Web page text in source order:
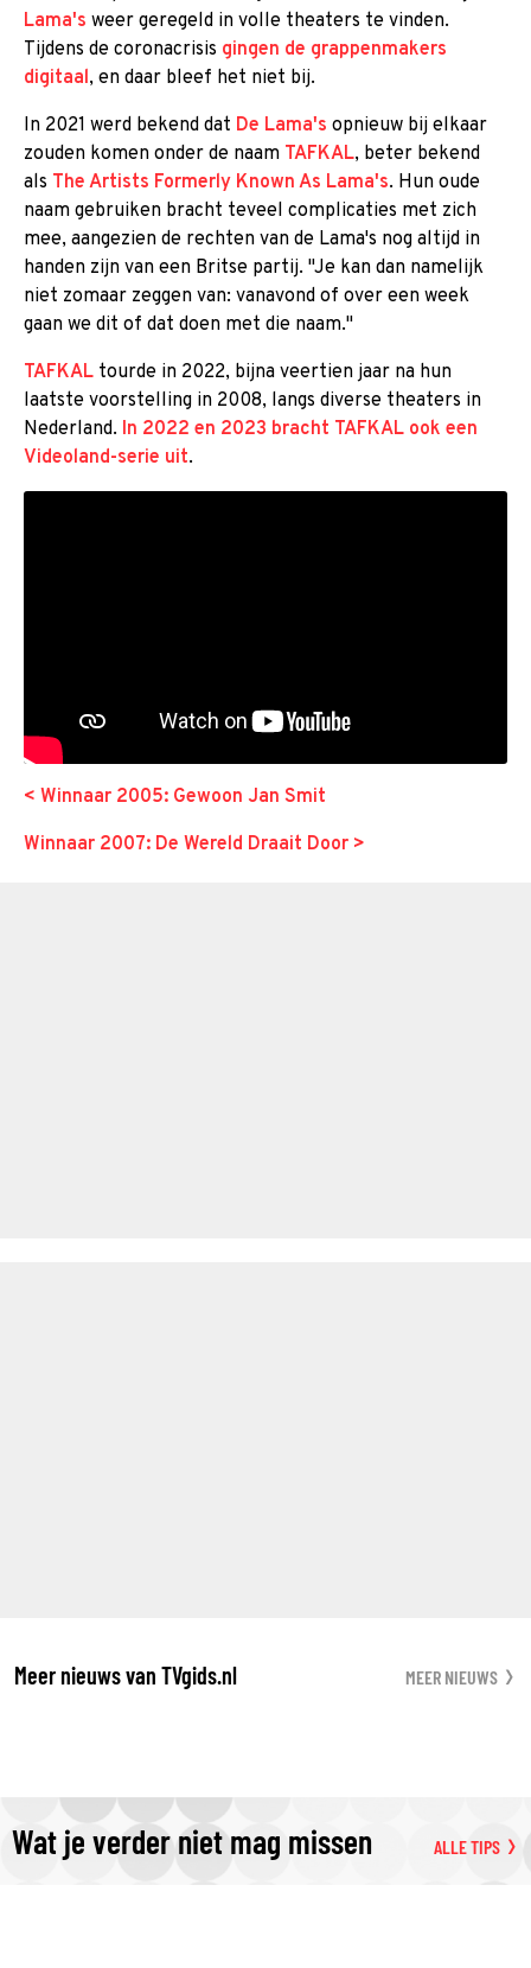
Lama's weer geregeld in volle theaters te vinden.
Tijdens de coronacrisis gingen de grappenmakers
digitaal, en daar bleef het niet bij.
In 2021 werd bekend dat De Lama's opnieuw bij elkaar
zouden komen onder de naam TAFKAL, beter bekend
als The Artists Formerly Known As Lama's. Hun oude
naam gebruiken bracht teveel complicaties met zich
mee, aangezien de rechten van de Lama's nog altijd in
handen zijn van een Britse partij. "Je kan dan namelijk
niet zomaar zeggen van: vanavond of over een week
gaan we dit of dat doen met die naam."
TAFKAL tourde in 2022, bijna veertien jaar na hun
laatste voorstelling in 2008, langs diverse theaters in
Nederland. In 2022 en 2023 bracht TAFKAL ook een
Videoland-serie uit.
< Winnaar 2005: Gewoon Jan Smit
Winnaar 2007: De Wereld Draait Door >
Meer nieuws van TVgids.nl MEER NIEUWS
Wat je verder niet mag missen ALLE TIPS